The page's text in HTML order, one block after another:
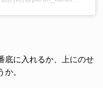
底に入れるか、上にのせ
。